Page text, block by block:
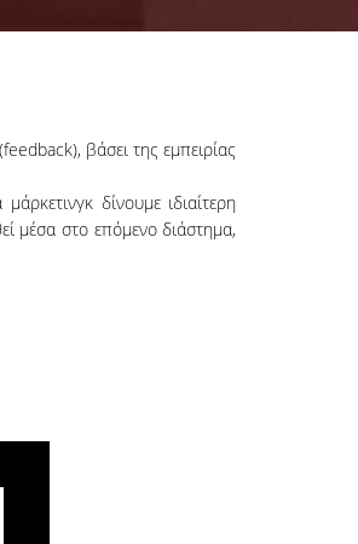
βάσει της εμπειρίας
δίνουμε ιδιαίτερη
μέσα στο επόμενο διάστημα,